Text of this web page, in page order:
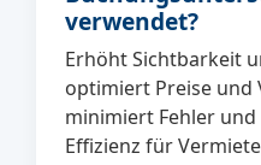
verwendet?
Erhöht Sichtbarkeit
optimiert Preise und
minimiert Fehler
Effizienz für